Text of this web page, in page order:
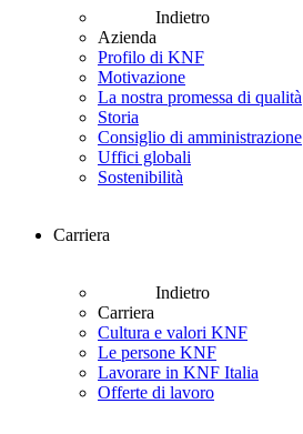
Indietro
Azienda
Profilo di KNF
Motivazione
La nostra promessa di qualità
Storia
Consiglio di amministrazione
Uffici globali
Sostenibilità
Carriera
Indietro
Carriera
Cultura e valori KNF
Le persone KNF
Lavorare in KNF Italia
Offerte di lavoro